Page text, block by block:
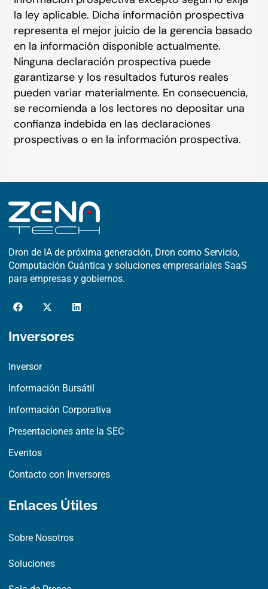
la ley aplicable. Dicha información prospectiva
representa el mejor juicio de la gerencia basado
en la información disponible actualmente.
Ninguna declaración prospectiva puede
garantizarse y los resultados futuros reales
pueden variar materialmente. En consecuencia,
se recomienda a los lectores no depositar una
confianza indebida en las declaraciones
prospectivas o en la información prospectiva.
Dron de IA de próxima generación, Dron como Servicio,
Computación Cuántica y soluciones empresariales SaaS
para empresas y gobiernos.
F
a
b
k
X
-
i
L
i
Inversores
Inversor
Información Bursátil
Información Corporativa
Presentaciones ante la SEC
Eventos
Contacto con Inversores
Enlaces Útiles
Sobre Nosotros
Soluciones